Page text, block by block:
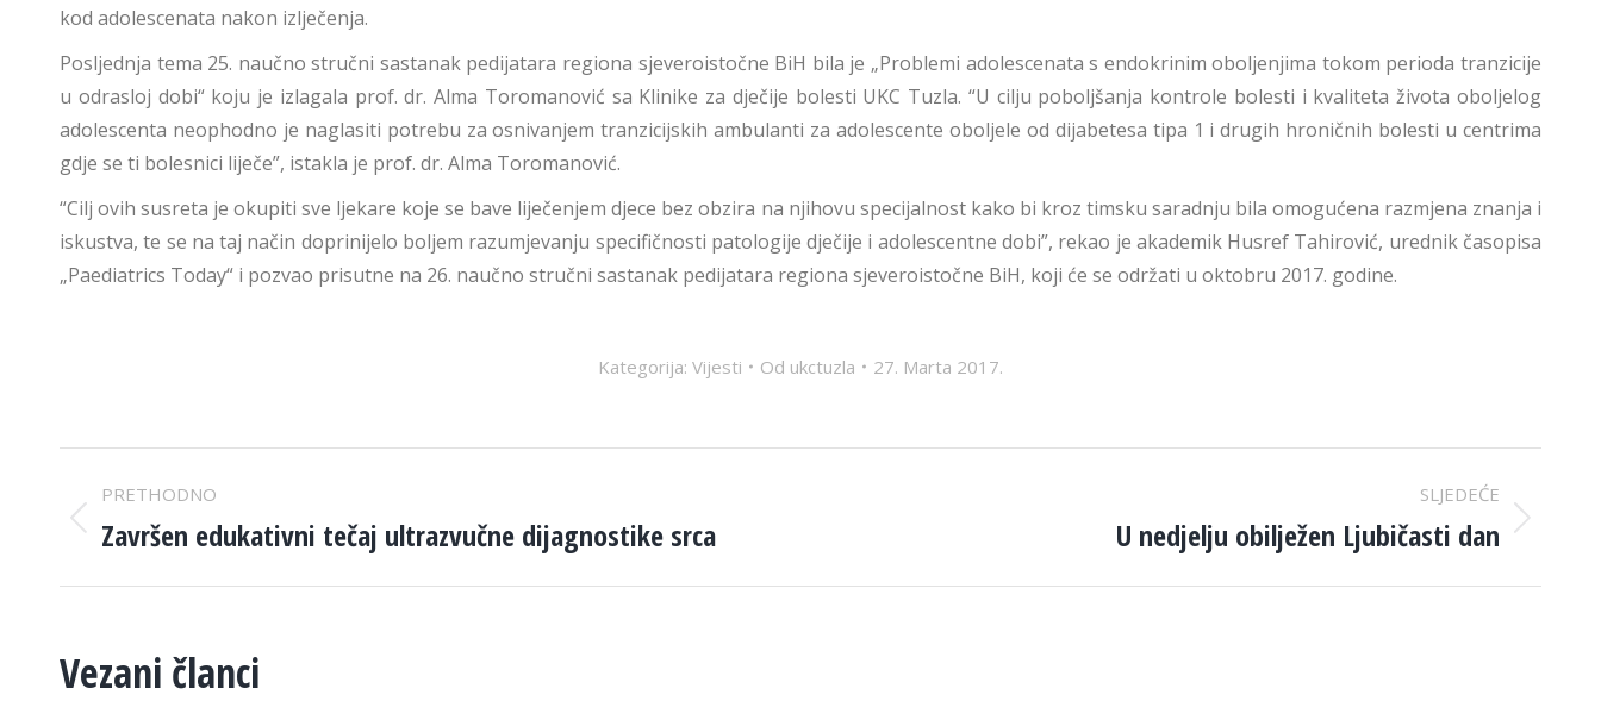
kod adolescenata nakon izlječenja.
Posljednja tema 25. naučno stručni sastanak pedijatara regiona sjeveroistočne BiH bila je „Problemi adolescenata s endokrinim oboljenjima tokom perioda tranzicije
u odrasloj dobi“ koju je izlagala prof. dr. Alma Toromanović sa Klinike za dječije bolesti UKC Tuzla. “U cilju poboljšanja kontrole bolesti i kvaliteta života oboljelog
adolescenta neophodno je naglasiti potrebu za osnivanjem tranzicijskih ambulanti za adolescente oboljele od dijabetesa tipa 1 i drugih hroničnih bolesti u centrima
gdje se ti bolesnici liječe”, istakla je prof. dr. Alma Toromanović.
“Cilj ovih susreta je okupiti sve ljekare koje se bave liječenjem djece bez obzira na njihovu specijalnost kako bi kroz timsku saradnju bila omogućena razmjena znanja i
iskustva, te se na taj način doprinijelo boljem razumjevanju specifičnosti patologije dječije i adolescentne dobi”, rekao je akademik Husref Tahirović, urednik časopisa
„Paediatrics Today“ i pozvao prisutne na 26. naučno stručni sastanak pedijatara regiona sjeveroistočne BiH, koji će se održati u oktobru 2017. godine.
Kategorija: Vijesti Od ukctuzla 27. Marta 2017.
POST
NAVIGATION
PRETHODNO
Previous
Završen edukativni tečaj ultrazvučne dijagnostike srca
SLJEDEĆE
U nedjelju obilježen Ljubičasti dan
Vezani članci